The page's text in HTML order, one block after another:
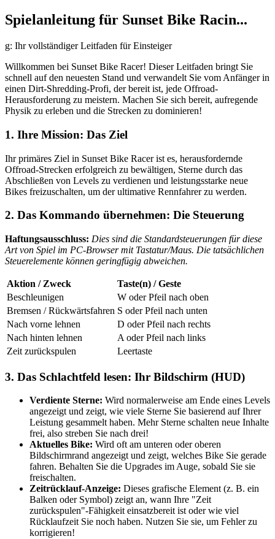
Spielanleitung für Sunset Bike Racin...
g: Ihr vollständiger Leitfaden für Einsteiger
Willkommen bei Sunset Bike Racer! Dieser Leitfaden bringt Sie
schnell auf den neuesten Stand und verwandelt Sie vom Anfänger in
einen Dirt-Shredding-Profi, der bereit ist, jede Offroad-
Herausforderung zu meistern. Machen Sie sich bereit, aufregende
Physik zu erleben und die Strecken zu dominieren!
1. Ihre Mission: Das Ziel
Ihr primäres Ziel in Sunset Bike Racer ist es, herausfordernde
Offroad-Strecken erfolgreich zu bewältigen, Sterne durch das
Abschließen von Levels zu verdienen und leistungsstarke neue
Bikes freizuschalten, um der ultimative Rennfahrer zu werden.
2. Das Kommando übernehmen: Die Steuerung
Haftungsausschluss: Dies sind die Standardsteuerungen für diese
Art von Spiel im PC-Browser mit Tastatur/Maus. Die tatsächlichen
Steuerelemente können geringfügig abweichen.
Aktion / Zweck
Taste(n) / Geste
Beschleunigen
W oder Pfeil nach oben
Bremsen / Rückwärtsfahren S oder Pfeil nach unten
Nach vorne lehnen
D oder Pfeil nach rechts
Nach hinten lehnen
A oder Pfeil nach links
Zeit zurückspulen
Leertaste
3. Das Schlachtfeld lesen: Ihr Bildschirm (HUD)
Verdiente Sterne: Wird normalerweise am Ende eines Levels
angezeigt und zeigt, wie viele Sterne Sie basierend auf Ihrer
Leistung gesammelt haben. Mehr Sterne schalten neue Inhalte
frei, also streben Sie nach drei!
Aktuelles Bike: Wird oft am unteren oder oberen
Bildschirmrand angezeigt und zeigt, welches Bike Sie gerade
fahren. Behalten Sie die Upgrades im Auge, sobald Sie sie
freischalten.
Zeitrücklauf-Anzeige: Dieses grafische Element (z. B. ein
Balken oder Symbol) zeigt an, wann Ihre "Zeit
zurückspulen"-Fähigkeit einsatzbereit ist oder wie viel
Rücklaufzeit Sie noch haben. Nutzen Sie sie, um Fehler zu
korrigieren!